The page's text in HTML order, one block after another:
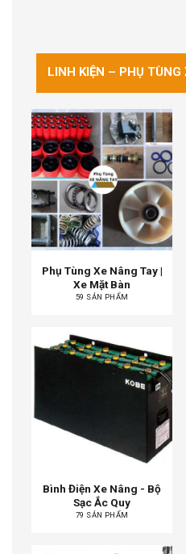
LINH KIỆN – PHỤ TÙNG
Phụ Tùng Xe Nâng Tay |
Xe Mặt Bàn
59 SẢN PHẨM
Bình Điện Xe Nâng - Bộ
Sạc Ắc Quy
79 SẢN PHẨM